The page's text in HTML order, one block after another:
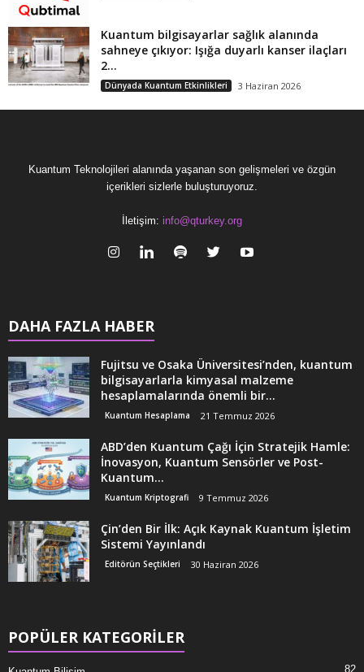
Kuantum bilgisayarlar sağlık alanında
sahneye çıkıyor: Işığa duyarlı kanser ilaçları
2...
Dünyada Kuantum Etkinlikleri 3 Haziran 2026
Kuantum Teknolojileri alanında yaşanan son gelişmeleri ve özgün
içerikleri sizlerle buluşturuyoruz.
İletişim: info@qturkey.org
DAHA FAZLA HABER
Fujitsu ve Osaka Üniversitesi’nden, kuantum
bilgisayarlarla kimyasal malzeme
hesaplamalarında önemli bir...
Kuantum Hesaplama 21 Temmuz 2026
ABD’den Kuantum Çağı İçin Stratejik Hamle:
İnovasyon, Kuantum Sensörler ve Post-
Kuantum...
Kuantum Kriptografi 9 Temmuz 2026
Çin’den Bir İlk: Açık Kaynak Kuantum İşletim
Sistemi Yayınlandı
Editörün Seçtikleri 30 Haziran 2026
POPÜLER KATEGORİLER
82